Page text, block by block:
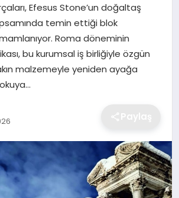
Efesus Stone’un doğaltaş
temin ettiği blok
Roma döneminin
bu kurumsal iş birliğiyle özgün
malzemeyle yeniden ayağa